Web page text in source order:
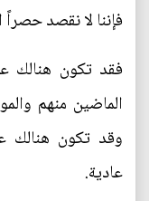
فإننا لا نقصد حصراً
فقد تكون هنالك
الماضين منهم
وقد تكون هنالك
عادية.